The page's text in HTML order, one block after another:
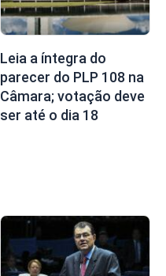
Leia a íntegra do
parecer do PLP 108 na
Câmara; votação deve
ser até o dia 18